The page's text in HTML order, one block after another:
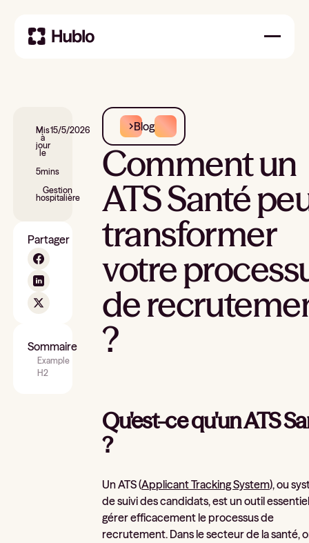
Mis
à
jour
le
15/5/2026
5mins
Gestion
hospitalière
Partager
Sommaire
Example
H2
Blog
Comment un
ATS Santé
transformer
votre
de
?
Qu'est-ce qu'un ATS
?
Un ATS (Applicant Tracking System), ou
de suivi des candidats, est un outil
gérer efficacement le processus de
recrutement. Dans le secteur de la santé,